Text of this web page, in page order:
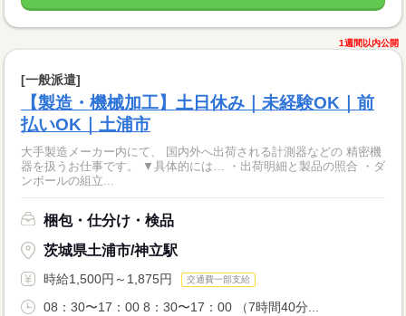
1週間以内公開
[一般派遣]
【製造・機械加工】土日休み｜未経験OK｜前
払いOK｜土浦市
大手製造メーカー内にて、 国内外へ出荷される計測器などの 精密機
器を扱うお仕事です。 ▼具体的には… ・出荷明細と製品の照合 ・ダ
ンボールの組立...
梱包・仕分け・検品
茨城県土浦市/神立駅
時給1,500円～1,875円 交通費一部支給
08：30〜17：00 8：30〜17：00 （7時間40分...